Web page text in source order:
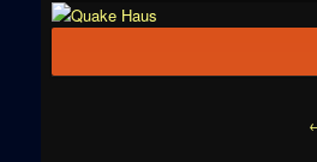
News zu